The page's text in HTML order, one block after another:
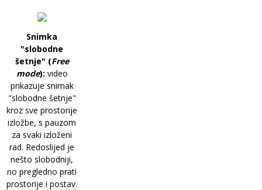
Snimka
"slobodne
šetnje" (Free
mode): video
prikazuje snimak
"slobodne šetnje"
kroz sve prostorije
izložbe, s pauzom
za svaki izloženi
rad. Redoslijed je
nešto slobodniji,
no pregledno prati
prostorije i postav.